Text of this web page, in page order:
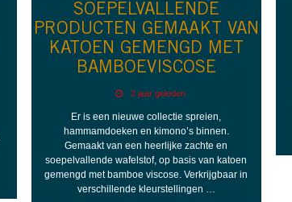
SOEPELVALLENDE
PRODUCTEN GEMAAKT VAN
KATOEN GEMENGD MET
BAMBOEVISCOSE
2 jaar geleden
Er is een nieuwe collectie spreien,
hammamdoeken en kimono’s binnen.
Gemaakt van een heerlijke zachte en
soepelvallende wafelstof, op basis van katoen
gemengd met bamboe viscose. Verkrijgbaar in
verschillende kleurstellingen …